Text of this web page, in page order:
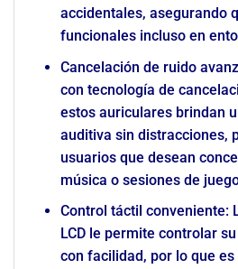
accidentales, asegurando
funcionales incluso en
Cancelación de ruido
con tecnología de
estos auriculares brindan
auditiva sin distracciones,
usuarios que desean
música o sesiones de
Control táctil conveniente:
LCD le permite controlar
con facilidad, por lo que es